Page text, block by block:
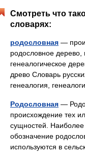
Смотреть что
словарях:
родословная —
родословное дерево,
генеалогическое
древо Словарь
генеалогия,
Родословная —
происхождение тех
сущностей. Наиболее
обозначение
используются в